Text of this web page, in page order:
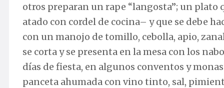
otros preparan un rape “langosta”; un
atado con cordel de cocina– y que se debe
con un manojo de tomillo, cebolla, apio,
se corta y se presenta en la mesa con los
días de fiesta, en algunos conventos y
panceta ahumada con vino tinto, sal,